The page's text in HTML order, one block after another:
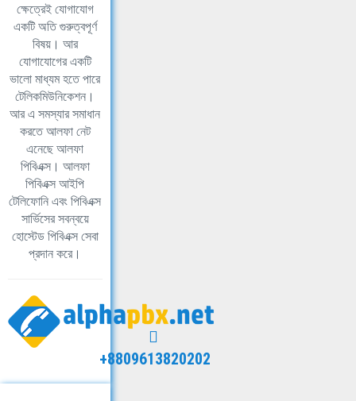
ক্ষেত্রেই যোগাযোগ
একটি অতি গুরুত্বপূর্ণ
বিষয়। আর
যোগাযোগের একটি
ভালো মাধ্যম হতে পারে
টেলিকমিউনিকেশন।
আর এ সমস্যার সমাধান
করতে আলফা নেট
এনেছে আলফা
পিবিএক্স। আলফা
পিবিএক্স আইপি
টেলিফোনি এবং পিবিএক্স
সার্ভিসের সবন্বয়ে
হোস্টেড পিবিএক্স সেবা
প্রদান করে।
+8809613820202